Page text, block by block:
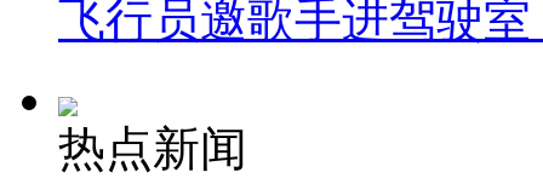
飞行员邀歌手进驾驶
热点新闻